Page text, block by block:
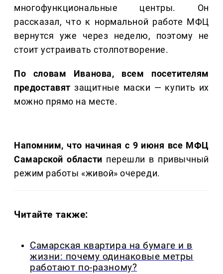
многофункциональные центры. Он
рассказал, что к нормальной работе МФЦ
вернутся уже через неделю, поэтому не
стоит устраивать столпотворение.
По словам Иванова, всем посетителям
предоставят защитные маски — купить их
можно прямо на месте.
Напомним, что начиная с 9 июня все МФЦ
Самарской области перешли в привычный
режим работы «живой» очереди.
Читайте также:
Самарская квартира на бумаге и в
жизни: почему одинаковые метры
работают по-разному?